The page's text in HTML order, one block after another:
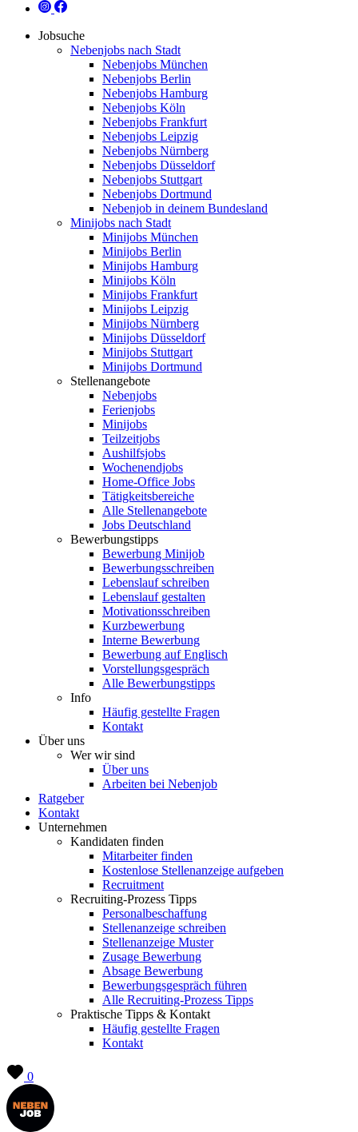
Jobsuche
Nebenjobs nach Stadt
Nebenjobs München
Nebenjobs Berlin
Nebenjobs Hamburg
Nebenjobs Köln
Nebenjobs Frankfurt
Nebenjobs Leipzig
Nebenjobs Nürnberg
Nebenjobs Düsseldorf
Nebenjobs Stuttgart
Nebenjobs Dortmund
Nebenjob in deinem Bundesland
Minijobs nach Stadt
Minijobs München
Minijobs Berlin
Minijobs Hamburg
Minijobs Köln
Minijobs Frankfurt
Minijobs Leipzig
Minijobs Nürnberg
Minijobs Düsseldorf
Minijobs Stuttgart
Minijobs Dortmund
Stellenangebote
Nebenjobs
Ferienjobs
Minijobs
Teilzeitjobs
Aushilfsjobs
Wochenendjobs
Home-Office Jobs
Tätigkeitsbereiche
Alle Stellenangebote
Jobs Deutschland
Bewerbungstipps
Bewerbung Minijob
Bewerbungsschreiben
Lebenslauf schreiben
Lebenslauf gestalten
Motivationsschreiben
Kurzbewerbung
Interne Bewerbung
Bewerbung auf Englisch
Vorstellungsgespräch
Alle Bewerbungstipps
Info
Häufig gestellte Fragen
Kontakt
Über uns
Wer wir sind
Über uns
Arbeiten bei Nebenjob
Ratgeber
Kontakt
Unternehmen
Kandidaten finden
Mitarbeiter finden
Kostenlose Stellenanzeige aufgeben
Recruitment
Recruiting-Prozess Tipps
Personalbeschaffung
Stellenanzeige schreiben
Stellenanzeige Muster
Zusage Bewerbung
Absage Bewerbung
Bewerbungsgespräch führen
Alle Recruiting-Prozess Tipps
Praktische Tipps & Kontakt
Häufig gestellte Fragen
Kontakt
0